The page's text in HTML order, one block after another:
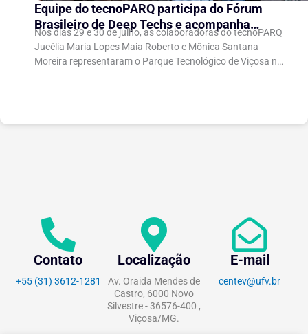
Equipe do tecnoPARQ participa do Fórum
Brasileiro de Deep Techs e acompanha
debates sobre políticas para inovação
científica
Nos dias 29 e 30 de julho, as colaboradoras do tecnoPARQ
Jucélia Maria Lopes Maia Roberto e Mônica Santana
Moreira representaram o Parque Tecnológico de Viçosa no
Contato
+55 (31) 3612-1281
Localização
Av. Oraida Mendes de
Castro, 6000 Novo
Silvestre - 36576-400 ,
Viçosa/MG.
E-mail
centev@ufv.br